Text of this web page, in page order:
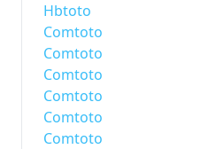
Hbtoto
Comtoto
Comtoto
Comtoto
Comtoto
Comtoto
Comtoto